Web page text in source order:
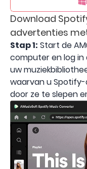
Download
advertenties
Stap 1: Start de
computer en log
uw
waarvan u
door ze te slepen